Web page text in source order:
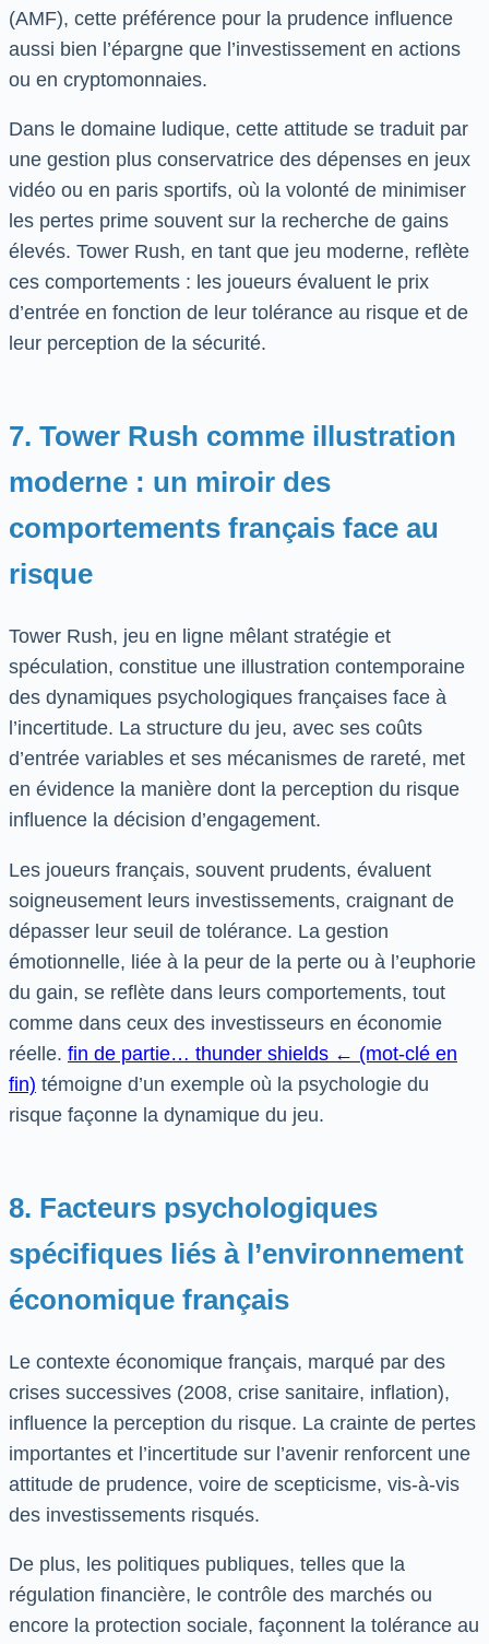
(AMF), cette préférence pour la prudence influence
aussi bien l’épargne que l’investissement en actions
ou en cryptomonnaies.
Dans le domaine ludique, cette attitude se traduit par
une gestion plus conservatrice des dépenses en jeux
vidéo ou en paris sportifs, où la volonté de minimiser
les pertes prime souvent sur la recherche de gains
élevés. Tower Rush, en tant que jeu moderne, reflète
ces comportements : les joueurs évaluent le prix
d’entrée en fonction de leur tolérance au risque et de
leur perception de la sécurité.
7. Tower Rush comme illustration
moderne : un miroir des
comportements français face au
risque
Tower Rush, jeu en ligne mêlant stratégie et
spéculation, constitue une illustration contemporaine
des dynamiques psychologiques françaises face à
l’incertitude. La structure du jeu, avec ses coûts
d’entrée variables et ses mécanismes de rareté, met
en évidence la manière dont la perception du risque
influence la décision d’engagement.
Les joueurs français, souvent prudents, évaluent
soigneusement leurs investissements, craignant de
dépasser leur seuil de tolérance. La gestion
émotionnelle, liée à la peur de la perte ou à l’euphorie
du gain, se reflète dans leurs comportements, tout
comme dans ceux des investisseurs en économie
réelle. fin de partie… thunder shields ← (mot-clé en
fin) témoigne d’un exemple où la psychologie du
risque façonne la dynamique du jeu.
8. Facteurs psychologiques
spécifiques liés à l’environnement
économique français
Le contexte économique français, marqué par des
crises successives (2008, crise sanitaire, inflation),
influence la perception du risque. La crainte de pertes
importantes et l’incertitude sur l’avenir renforcent une
attitude de prudence, voire de scepticisme, vis-à-vis
des investissements risqués.
De plus, les politiques publiques, telles que la
régulation financière, le contrôle des marchés ou
encore la protection sociale, façonnent la tolérance au